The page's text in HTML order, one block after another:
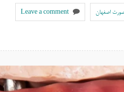
اصفهان Leave a comment